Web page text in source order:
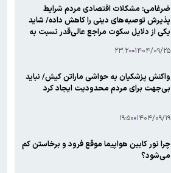
ضرغامی: مشکلات اقتصادی مردم شرایط
پذیرش توصیه‌های دینی را کاهش داده/ شاید
یکی از دلایل سکوت مراجع عالی‌قدر نسبت به
۱۴۰۴/۰۹/۲۵ ۲۳:۲۰
واکنش پزشکیان به حواشی ماراتن کیش/ نباید
بی‌جهت برای مردم محدودیت ایجاد کرد
۱۴۰۴/۰۹/۱۹ ۱۹:۵۰
چرا نور کابین هواپیما موقع فرود و برخاستن کم
می‌شود؟